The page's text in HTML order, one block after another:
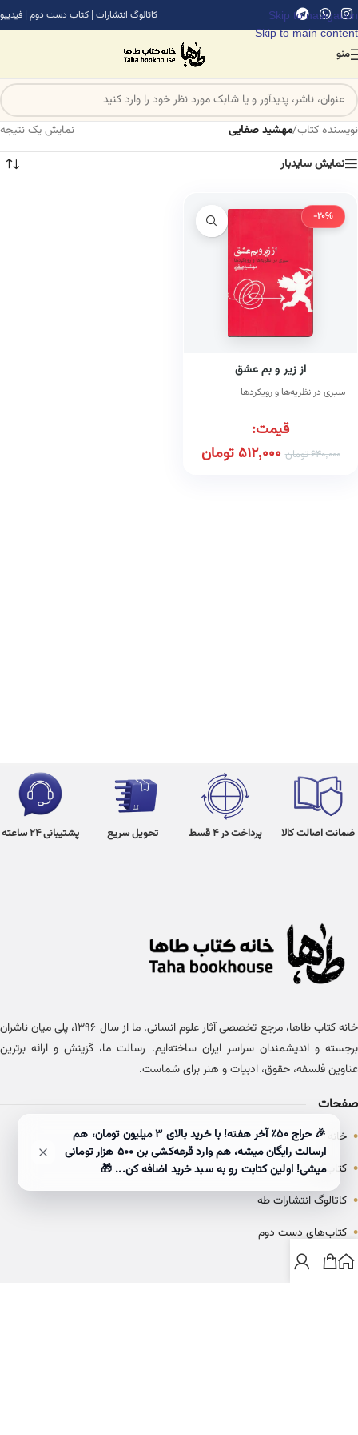
Skip to navigation
Skip to main content
کاتالوگ انتشارات | کتاب دست دوم | فیدیبو
منو
نویسنده کتاب/مهشید صفایی
نمایش یک نتیجه
نمایش سایدبار
-20%
از زیر و بم عشق
سیری در نظریه‌ها و رویکردها
قیمت:
640,000تومان 512,000 تومان
ضمانت اصالت کالا پرداخت در 4 قسط تحویل سریع پشتیبانی 24 ساعته
خانه کتاب طاها، مرجع تخصصی آثار علوم انسانی. ما از سال ۱۳۹۶، پلی میان ناشران
برجسته و اندیشمندان سراسر ایران ساخته‌ایم. رسالت ما، گزینش و ارائه برترین
عناوین فلسفه، حقوق، ادبیات و هنر برای شماست.
صفحات
• خانه
• کتاب‌ها
• کاتالوگ انتشارات طه
• کتاب‌های دست دوم
• بلاگ
🎉 حراج ۵۰٪ آخر هفته! با خرید بالای 3 میلیون تومان، هم
ارسالت رایگان میشه، هم وارد قرعه‌کشی بن ۵۰۰ هزار تومانی
میشی! اولین کتابت رو به سبد خرید اضافه کن... 🎁